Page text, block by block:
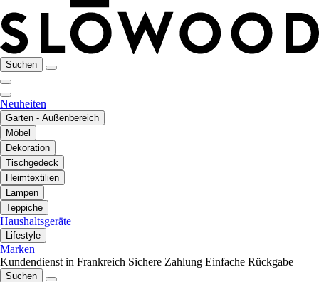
Suchen
Neuheiten
Garten - Außenbereich
Möbel
Dekoration
Tischgedeck
Heimtextilien
Lampen
Teppiche
Haushaltsgeräte
Lifestyle
Marken
Kundendienst in Frankreich Sichere Zahlung Einfache Rückgabe
Suchen